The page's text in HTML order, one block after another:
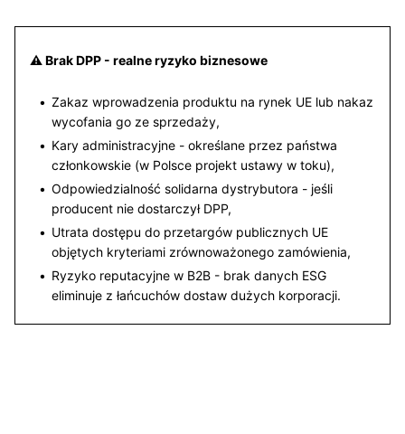
⚠️ Brak DPP - realne ryzyko biznesowe
Zakaz wprowadzenia produktu na rynek UE lub nakaz
wycofania go ze sprzedaży,
Kary administracyjne - określane przez państwa
członkowskie (w Polsce projekt ustawy w toku),
Odpowiedzialność solidarna dystrybutora - jeśli
producent nie dostarczył DPP,
Utrata dostępu do przetargów publicznych UE
objętych kryteriami zrównoważonego zamówienia,
Ryzyko reputacyjne w B2B - brak danych ESG
eliminuje z łańcuchów dostaw dużych korporacji.